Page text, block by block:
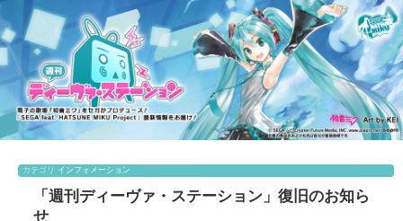
カテゴリ インフォメーション
「週刊ディーヴァ・ステーション」復旧のお知ら
せ